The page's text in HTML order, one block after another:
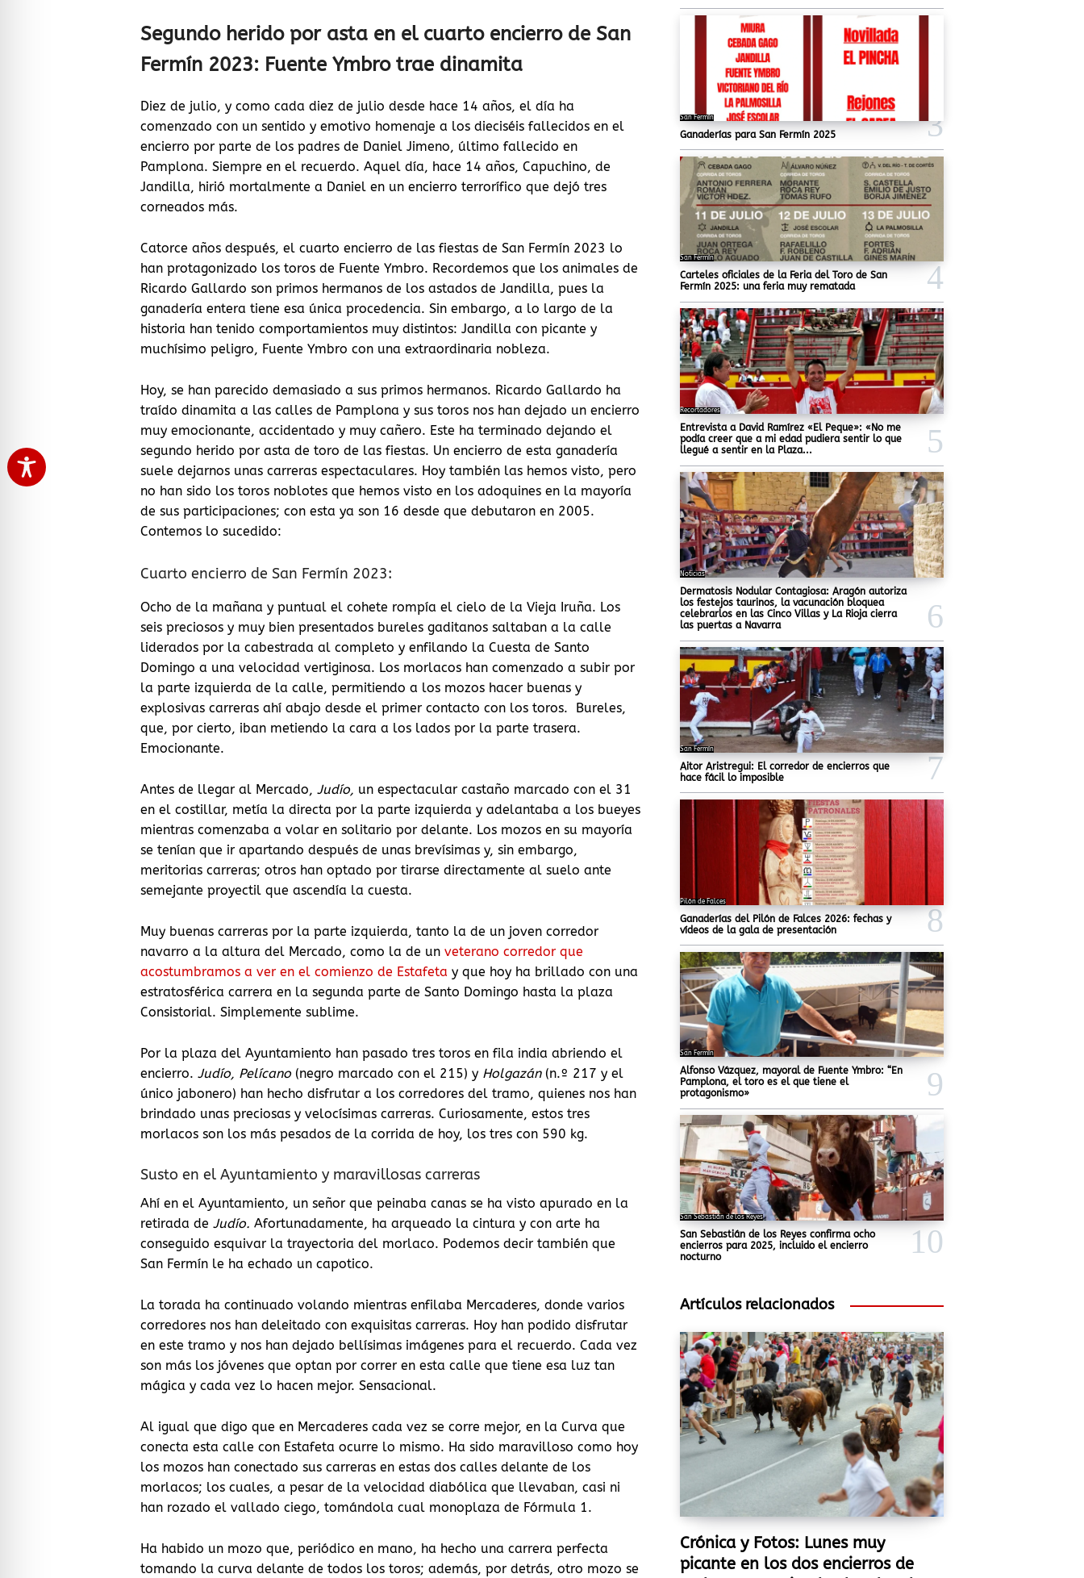
Segundo herido por asta en el cuarto encierro de San
Fermín 2023: Fuente Ymbro trae dinamita
Diez de julio, y como cada diez de julio desde hace 14 años, el día ha
comenzado con un sentido y emotivo homenaje a los dieciséis fallecidos en el
encierro por parte de los padres de Daniel Jimeno, último fallecido en
Pamplona. Siempre en el recuerdo. Aquel día, hace 14 años, Capuchino, de
Jandilla, hirió mortalmente a Daniel en un encierro terrorífico que dejó tres
corneados más.
Catorce años después, el cuarto encierro de las fiestas de San Fermín 2023 lo
han protagonizado los toros de Fuente Ymbro. Recordemos que los animales de
Ricardo Gallardo son primos hermanos de los astados de Jandilla, pues la
ganadería entera tiene esa única procedencia. Sin embargo, a lo largo de la
historia han tenido comportamientos muy distintos: Jandilla con picante y
muchísimo peligro, Fuente Ymbro con una extraordinaria nobleza.
Hoy, se han parecido demasiado a sus primos hermanos. Ricardo Gallardo ha
traído dinamita a las calles de Pamplona y sus toros nos han dejado un encierro
muy emocionante, accidentado y muy cañero. Este ha terminado dejando el
segundo herido por asta de toro de las fiestas. Un encierro de esta ganadería
suele dejarnos unas carreras espectaculares. Hoy también las hemos visto, pero
no han sido los toros noblotes que hemos visto en los adoquines en la mayoría
de sus participaciones; con esta ya son 16 desde que debutaron en 2005.
Contemos lo sucedido:
Cuarto encierro de San Fermín 2023:
Ocho de la mañana y puntual el cohete rompía el cielo de la Vieja Iruña. Los
seis preciosos y muy bien presentados bureles gaditanos saltaban a la calle
liderados por la cabestrada al completo y enfilando la Cuesta de Santo
Domingo a una velocidad vertiginosa. Los morlacos han comenzado a subir por
la parte izquierda de la calle, permitiendo a los mozos hacer buenas y
explosivas carreras ahí abajo desde el primer contacto con los toros. Bureles,
que, por cierto, iban metiendo la cara a los lados por la parte trasera.
Emocionante.
Antes de llegar al Mercado, Judío, un espectacular castaño marcado con el 31
en el costillar, metía la directa por la parte izquierda y adelantaba a los bueyes
mientras comenzaba a volar en solitario por delante. Los mozos en su mayoría
se tenían que ir apartando después de unas brevísimas y, sin embargo,
meritorias carreras; otros han optado por tirarse directamente al suelo ante
semejante proyectil que ascendía la cuesta.
Muy buenas carreras por la parte izquierda, tanto la de un joven corredor
navarro a la altura del Mercado, como la de un veterano corredor que
acostumbramos a ver en el comienzo de Estafeta y que hoy ha brillado con una
estratosférica carrera en la segunda parte de Santo Domingo hasta la plaza
Consistorial. Simplemente sublime.
Por la plaza del Ayuntamiento han pasado tres toros en fila india abriendo el
encierro. Judío, Pelícano (negro marcado con el 215) y Holgazán (n.º 217 y el
único jabonero) han hecho disfrutar a los corredores del tramo, quienes nos han
brindado unas preciosas y velocísimas carreras. Curiosamente, estos tres
morlacos son los más pesados de la corrida de hoy, los tres con 590 kg.
Susto en el Ayuntamiento y maravillosas carreras
Ahí en el Ayuntamiento, un señor que peinaba canas se ha visto apurado en la
retirada de Judío. Afortunadamente, ha arqueado la cintura y con arte ha
conseguido esquivar la trayectoria del morlaco. Podemos decir también que
San Fermín le ha echado un capotico.
La torada ha continuado volando mientras enfilaba Mercaderes, donde varios
corredores nos han deleitado con exquisitas carreras. Hoy han podido disfrutar
en este tramo y nos han dejado bellísimas imágenes para el recuerdo. Cada vez
son más los jóvenes que optan por correr en esta calle que tiene esa luz tan
mágica y cada vez lo hacen mejor. Sensacional.
Al igual que digo que en Mercaderes cada vez se corre mejor, en la Curva que
conecta esta calle con Estafeta ocurre lo mismo. Ha sido maravilloso como hoy
los mozos han conectado sus carreras en estas dos calles delante de los
morlacos; los cuales, a pesar de la velocidad diabólica que llevaban, casi ni
han rozado el vallado ciego, tomándola cual monoplaza de Fórmula 1.
Ha habido un mozo que, periódico en mano, ha hecho una carrera perfecta
tomando la curva delante de todos los toros; además, por detrás, otro mozo se
San Fermín
Ganaderías para San Fermín 2025
San Fermín
Carteles oficiales de la Feria del Toro de San
Fermín 2025: una feria muy rematada
Recortadores
Entrevista a David Ramírez «El Peque»: «No me
podía creer que a mi edad pudiera sentir lo que
llegué a sentir en la Plaza...
Noticias
Dermatosis Nodular Contagiosa: Aragón autoriza
los festejos taurinos, la vacunación bloquea
celebrarlos en las Cinco Villas y La Rioja cierra
las puertas a Navarra
San Fermín
Aitor Aristregui: El corredor de encierros que
hace fácil lo imposible
Pilón de Falces
Ganaderías del Pilón de Falces 2026: fechas y
vídeos de la gala de presentación
San Fermín
Alfonso Vázquez, mayoral de Fuente Ymbro: “En
Pamplona, el toro es el que tiene el
protagonismo»
San Sebastián de los Reyes
San Sebastián de los Reyes confirma ocho
encierros para 2025, incluido el encierro
nocturno
Artículos relacionados
Crónica y Fotos: Lunes muy
picante en los dos encierros de